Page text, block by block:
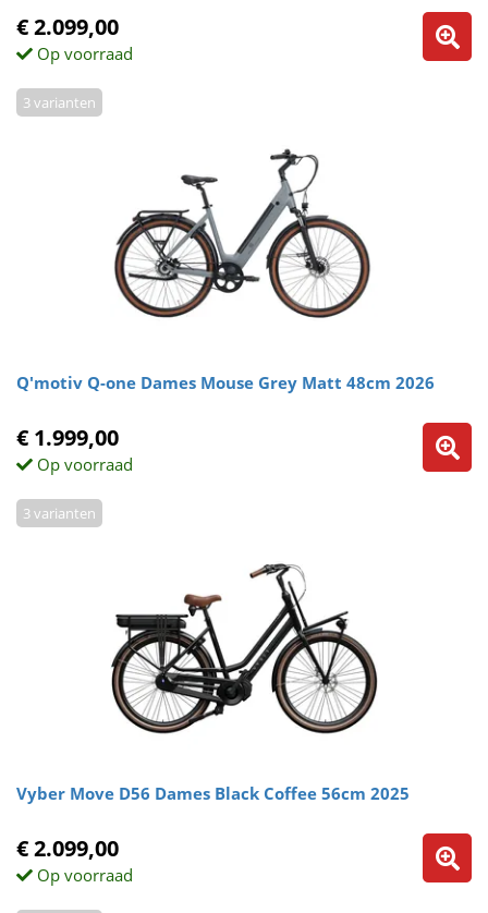
€ 2.099,00
Op voorraad
Q'motiv Q-one Dames Mouse Grey Matt 48cm 2026
3 varianten
€ 1.999,00
Op voorraad
Vyber Move D56 Dames Black Coffee 56cm 2025
3 varianten
€ 2.099,00
Op voorraad